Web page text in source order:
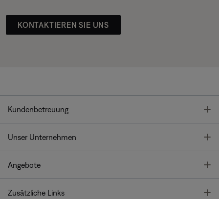
KONTAKTIEREN SIE UNS
Kundenbetreuung
Unser Unternehmen
Angebote
Zusätzliche Links